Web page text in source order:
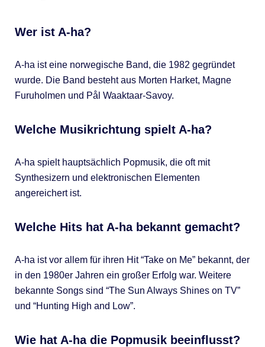
Wer ist A-ha?
A-ha ist eine norwegische Band, die 1982 gegründet
wurde. Die Band besteht aus Morten Harket, Magne
Furuholmen und Pål Waaktaar-Savoy.
Welche Musikrichtung spielt A-ha?
A-ha spielt hauptsächlich Popmusik, die oft mit
Synthesizern und elektronischen Elementen
angereichert ist.
Welche Hits hat A-ha bekannt gemacht?
A-ha ist vor allem für ihren Hit “Take on Me” bekannt, der
in den 1980er Jahren ein großer Erfolg war. Weitere
bekannte Songs sind “The Sun Always Shines on TV”
und “Hunting High and Low”.
Wie hat A-ha die Popmusik beeinflusst?